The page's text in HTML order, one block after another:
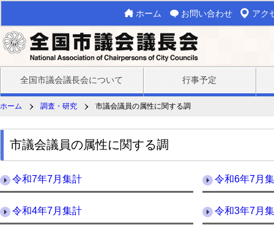
ホーム お問い合わせ アク
全国市議会議長会について 行事予定
ホーム 調査・研究 市議会議員の属性に関する調
市議会議員の属性に関する調
令和7年7月集計 令和6年7月
令和4年7月集計 令和3年7月